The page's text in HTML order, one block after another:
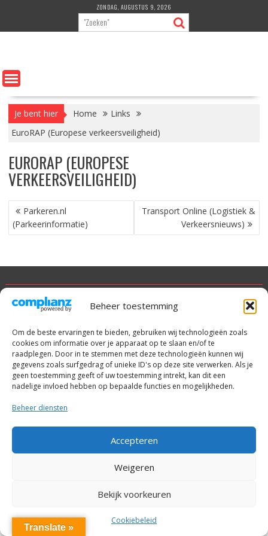
Beheer toestemming
Om de beste ervaringen te bieden, gebruiken wij technologieën zoals
cookies om informatie over je apparaat op te slaan en/of te
raadplegen. Door in te stemmen met deze technologieën kunnen wij
gegevens zoals surfgedrag of unieke ID's op deze site verwerken. Als je
geen toestemming geeft of uw toestemming intrekt, kan dit een
nadelige invloed hebben op bepaalde functies en mogelijkheden.
Beheer diensten
Accepteren
Weigeren
Bekijk voorkeuren
Cookiebeleid
de
ZONDAG, AUGUSTUS 9, 2026
Je bent hier Home
Links
EuroRAP (Europese verkeersveiligheid)
EURORAP (EUROPESE
VERKEERSVEILIGHEID)
BERICHT
NAVIGATIE
Parkeren.nl
(Parkeerinformatie)
Transport Online (Logistiek &
Verkeersnieuws)
© alle rechten voorbehouden
doorAcme Themes
Translate »